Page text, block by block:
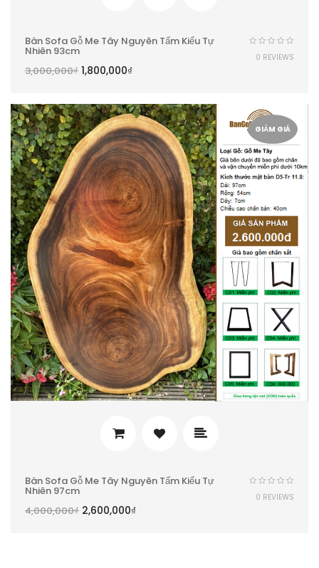
Bàn Sofa Gỗ Me Tây Nguyên Tấm Kiểu Tự
Nhiên 93cm
3,000,000₫ 1,800,000₫
0 REVIEWS
GIẢM GIÁ
Bàn Sofa Gỗ Me Tây Nguyên Tấm Kiểu Tự
Nhiên 97cm
4,000,000₫ 2,600,000₫
0 REVIEWS